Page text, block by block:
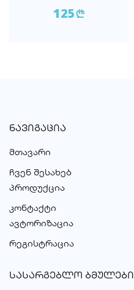
125n
ᲜᲐᲕᲘᲒᲐᲪᲘᲐ
მთავარი
ჩვენ შესახებ
პროდუქცია
კონტაქტი
ავტორიზაცია
რეგისტრაცია
ᲡᲐᲡᲐᲠᲒᲔᲑᲚᲝ ᲑᲛᲣᲚᲔᲑᲘ